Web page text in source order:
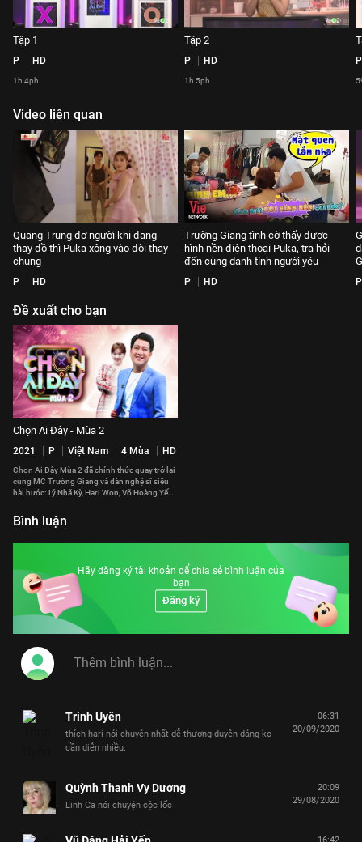
Tập 1
P HD
1h 4ph
Tập 2
P HD
1h 5ph
P
Video liên quan
Quang Trung đơ người khi đang
thay đồ thì Puka xông vào đòi thay
chung
P HD
Trường Giang tình cờ thấy được
hình nền điện thoại Puka, tra hỏi
đến cùng danh tính người yêu
P HD P
Đề xuất cho bạn
Chọn Ai Đây - Mùa 2
2021 P Việt Nam 4 Mùa HD
Chọn Ai Đây Mùa 2 đã chính thức quay trở lại
cùng MC Trường Giang và dàn nghệ sĩ siêu
hài hước: Lý Nhã Kỳ, Hari Won, Võ Hoàng Yến,
Hoàng Rapper, Will, Mạc Văn Khoa
Bình luận
Hãy đăng ký tài khoản để chia sẻ bình luận của
bạn
Đăng ký
Trinh Uyên
thích hari nói chuyện nhất dễ thương duyên dáng ko
cần diễn nhiều.
06:31
20/09/2020
Quỳnh Thanh Vy Dương
Linh Ca nói chuyện cộc lốc
20:09
29/08/2020
16:42